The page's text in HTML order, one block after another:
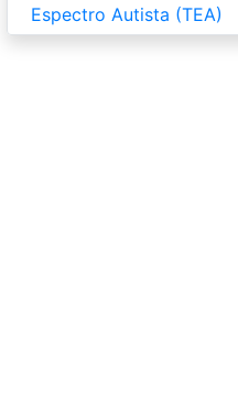
Espectro Autista (TEA)